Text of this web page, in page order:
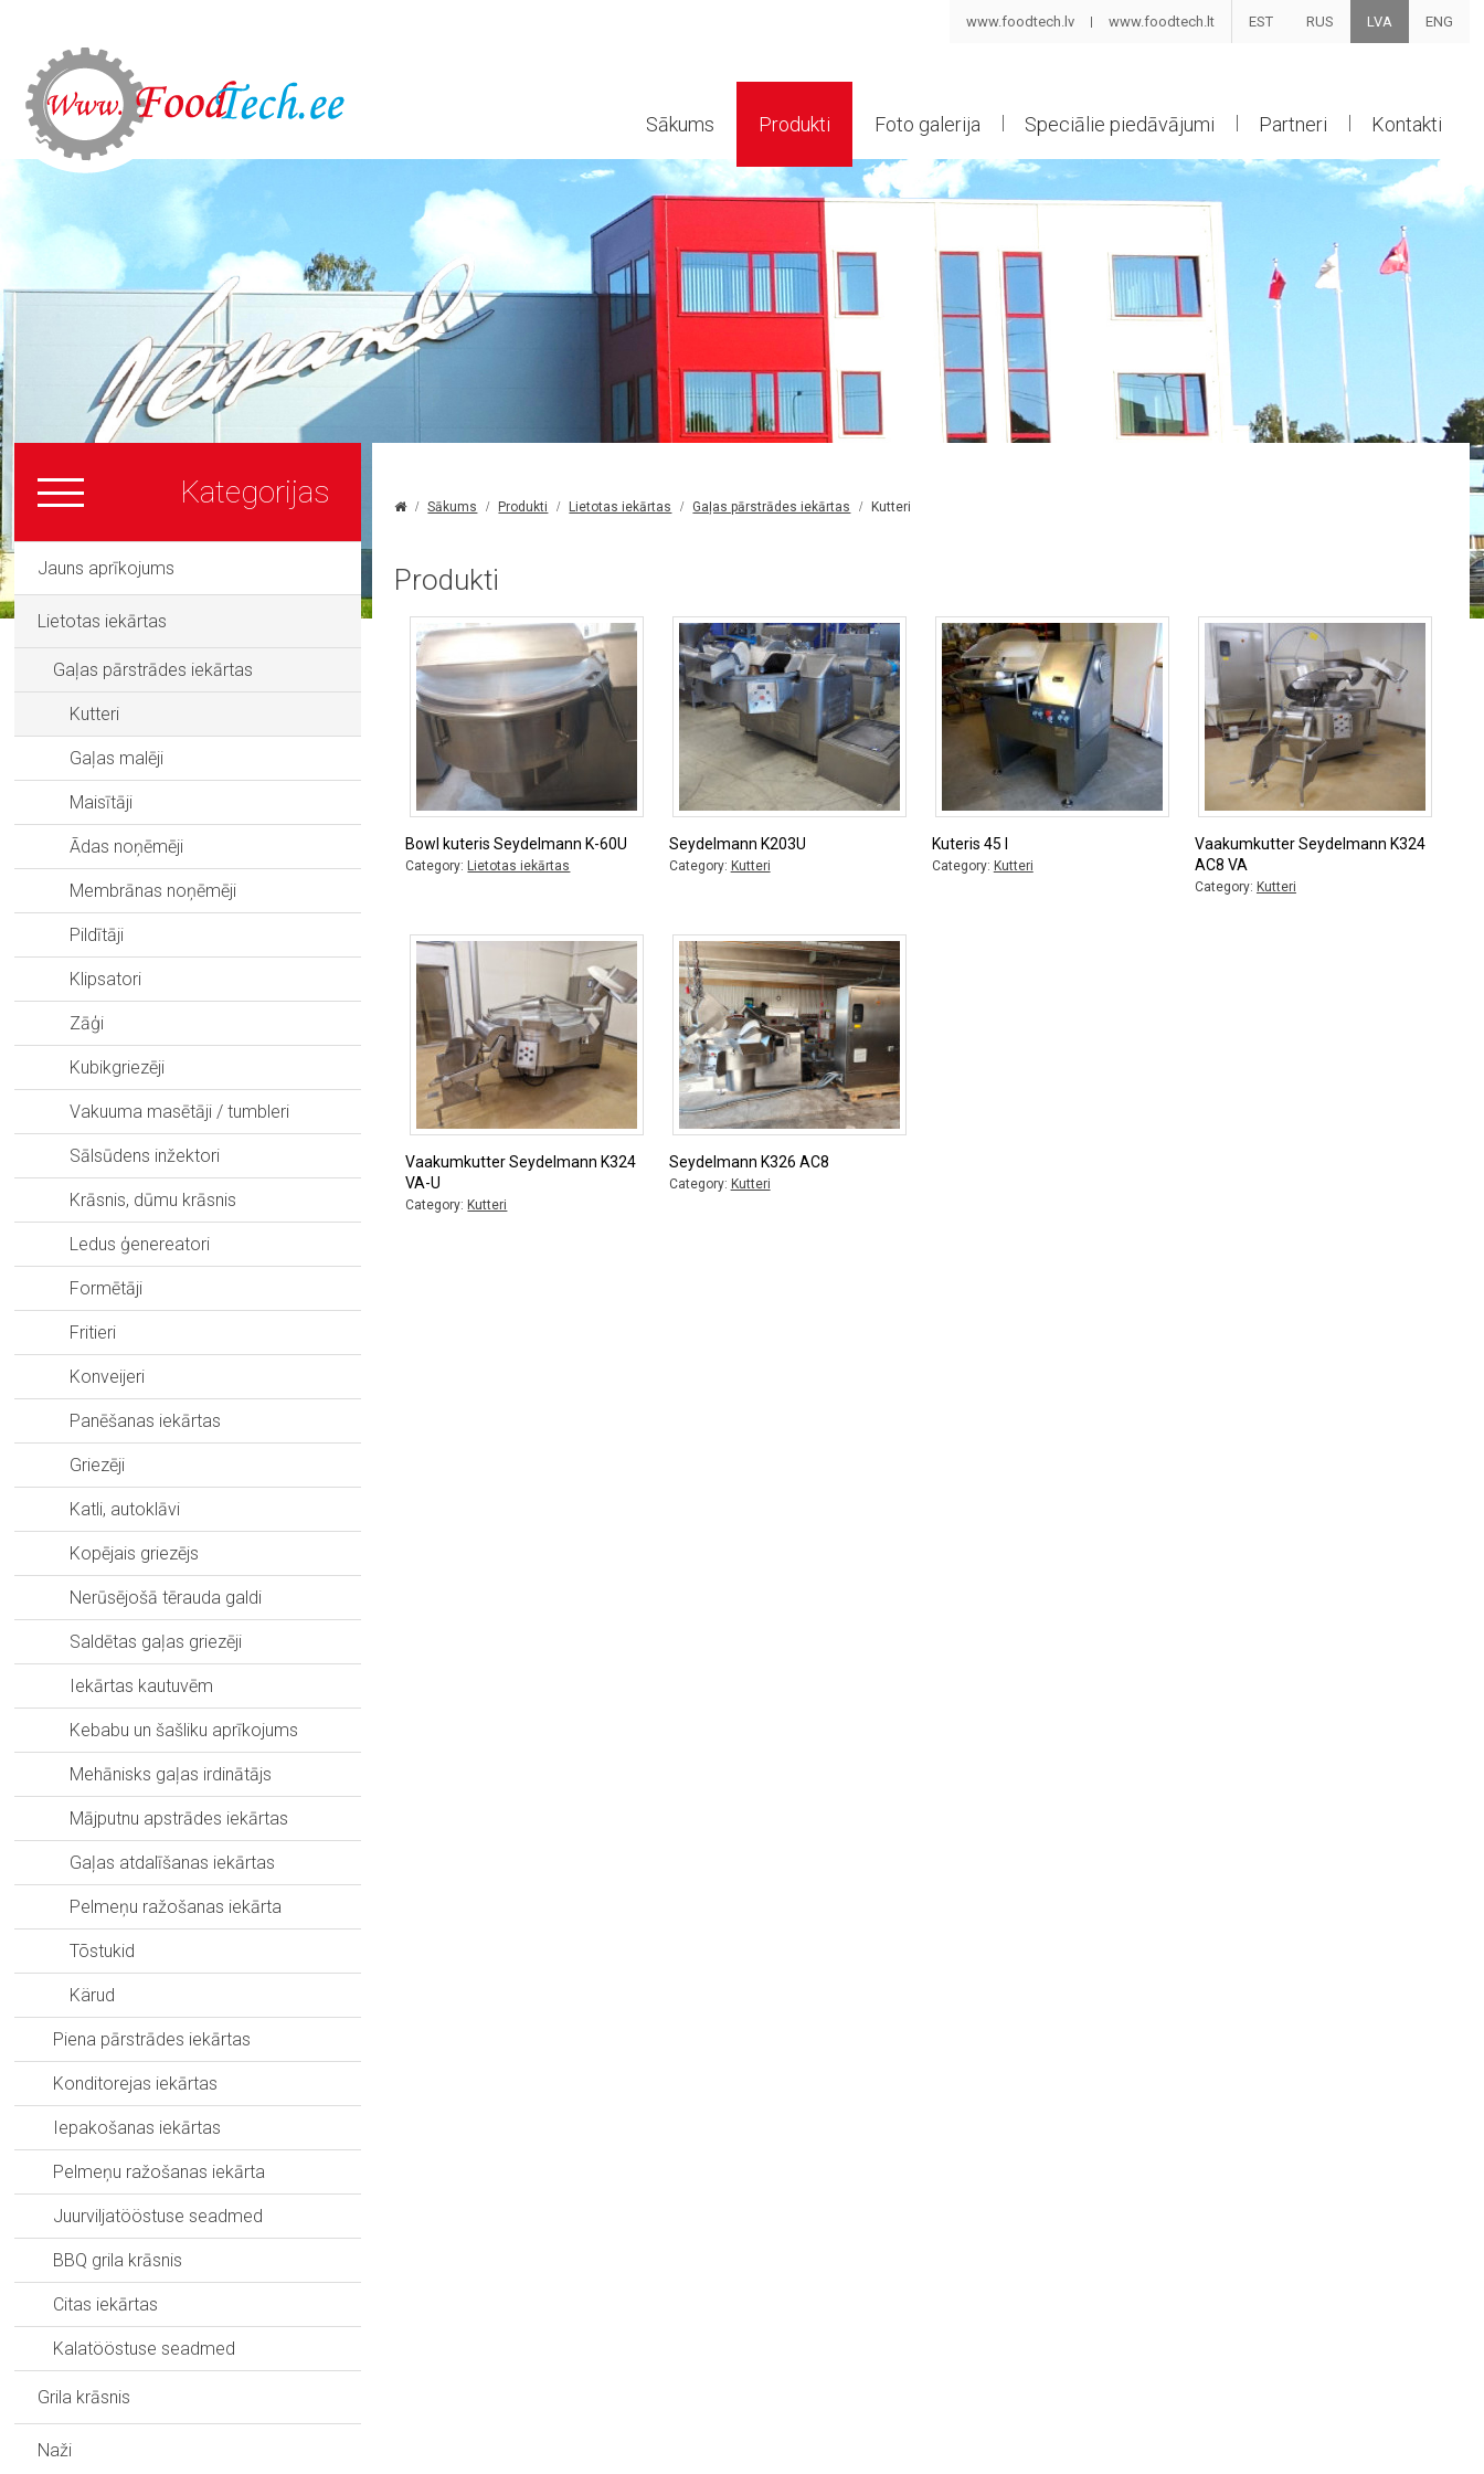
EST RUS LVA ENG
www.foodtech.lv www.foodtech.lt
Sākums Produkti Foto galerija Speciālie piedāvājumi Partneri Kontakti
Kategorijas
Jauns aprīkojums
Lietotas iekārtas
Gaļas pārstrādes iekārtas
Kutteri
Gaļas malēji
Maisītāji
Ādas noņēmēji
Membrānas noņēmēji
Pildītāji
Klipsatori
Zāģi
Kubikgriezēji
Vakuuma masētāji / tumbleri
Sālsūdens inžektori
Krāsnis, dūmu krāsnis
Ledus ģenereatori
Formētāji
Fritieri
Konveijeri
Panēšanas iekārtas
Griezēji
Katli, autoklāvi
Kopējais griezējs
Nerūsējošā tērauda galdi
Saldētas gaļas griezēji
Iekārtas kautuvēm
Kebabu un šašliku aprīkojums
Mehānisks gaļas irdinātājs
Mājputnu apstrādes iekārtas
Gaļas atdalīšanas iekārtas
Pelmeņu ražošanas iekārta
Tõstukid
Kärud
Piena pārstrādes iekārtas
Konditorejas iekārtas
Iepakošanas iekārtas
Pelmeņu ražošanas iekārta
Juurviljatööstuse seadmed
BBQ grila krāsnis
Citas iekārtas
Kalatööstuse seadmed
Grila krāsnis
Naži
Sākums Produkti Lietotas iekārtas Gaļas pārstrādes iekārtas Kutteri
Produkti
Bowl kuteris Seydelmann K-60U
Category: Lietotas iekārtas
Seydelmann K203U
Category: Kutteri
Kuteris 45 l
Category: Kutteri
Vaakumkutter Seydelmann K324
AC8 VA
Category: Kutteri
Vaakumkutter Seydelmann K324
VA-U
Category: Kutteri
Seydelmann K326 AC8
Category: Kutteri